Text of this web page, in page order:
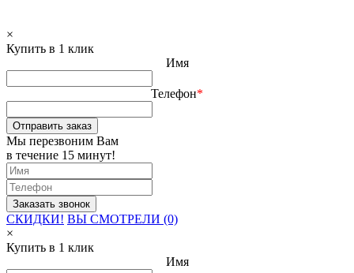
×
Купить в 1 клик
Имя
Телефон*
Отправить заказ
Мы перезвоним Вам
в течение 15 минут!
СКИДКИ! ВЫ СМОТРЕЛИ (0)
×
Купить в 1 клик
Имя